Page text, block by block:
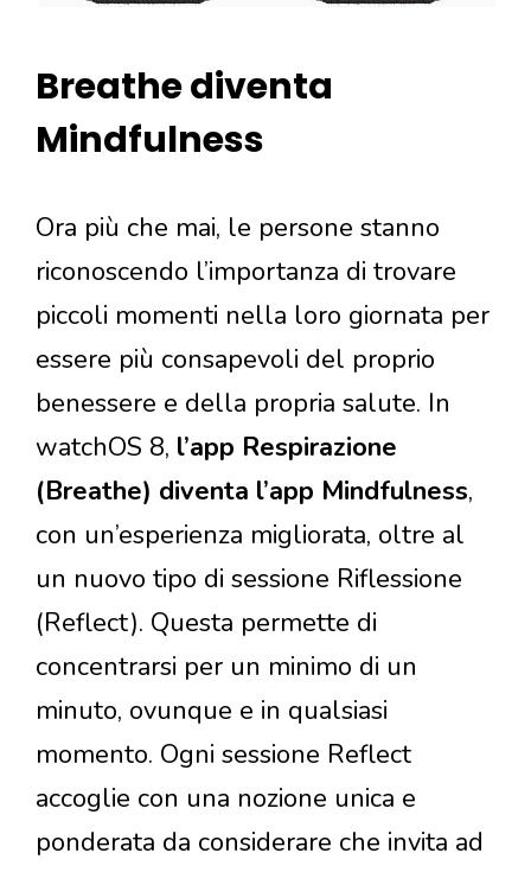
Breathe diventa
Mindfulness
Ora più che mai, le persone stanno
riconoscendo l’importanza di trovare
piccoli momenti nella loro giornata per
essere più consapevoli del proprio
benessere e della propria salute. In
watchOS 8, l’app Respirazione
(Breathe) diventa l’app Mindfulness,
con un’esperienza migliorata, oltre al
un nuovo tipo di sessione Riflessione
(Reflect). Questa permette di
concentrarsi per un minimo di un
minuto, ovunque e in qualsiasi
momento. Ogni sessione Reflect
accoglie con una nozione unica e
ponderata da considerare che invita ad